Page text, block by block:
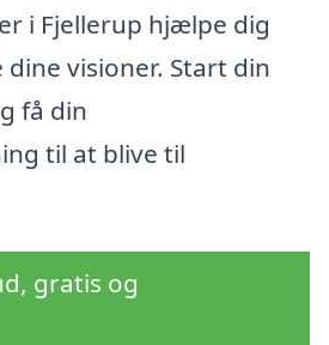
i Fjellerup hjælpe dig
visioner. Start din
få din
til at blive til
gratis og